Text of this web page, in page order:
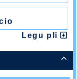
Legu pli
